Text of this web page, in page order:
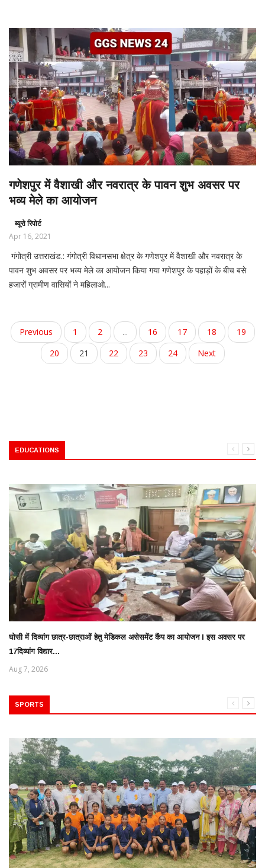
गणेशपुर में वैशाखी और नवरात्र के पावन शुभ अवसर पर
भव्य मेले का आयोजन
ब्यूरो रिपोर्ट
Apr 16, 2021
गंगोत्री उत्तराखंड.: गंगोत्री विधानसभा क्षेत्र के गणेशपुर में वैशाखी और नवरात्र के
पावन शुभ अवसर पर भव्य मेले का आयोजन किया गया गणेशपुर के पहाड़ों के बीच बसे
हजारों ग्रामीण वासियों ने महिलाओ...
Previous 1 2 ... 16 17 18
19
20
21 22 23 24 Next
EDUCATIONS
घोसी में दिव्यांग छात्र-छात्राओं हेतु मेडिकल असेसमेंट कैंप का आयोजन l इस अवसर पर
17दिव्यांग विद्यार...
Aug 7, 2026
SPORTS